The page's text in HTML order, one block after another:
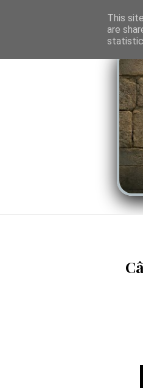
O PORTAL
This
are